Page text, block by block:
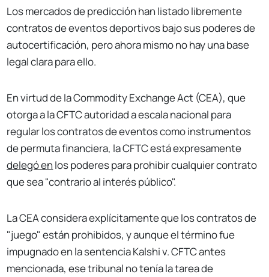
Los mercados de predicción han listado libremente
contratos de eventos deportivos bajo sus poderes de
autocertificación, pero ahora mismo no hay una base
legal clara para ello.
En virtud de la Commodity Exchange Act (CEA), que
otorga a la CFTC autoridad a escala nacional para
regular los contratos de eventos como instrumentos
de permuta financiera, la CFTC está expresamente
delegó en los poderes para prohibir cualquier contrato
que sea "contrario al interés público".
La CEA considera explícitamente que los contratos de
"juego" están prohibidos, y aunque el término fue
impugnado en la sentencia Kalshi v. CFTC antes
mencionada, ese tribunal no tenía la tarea de